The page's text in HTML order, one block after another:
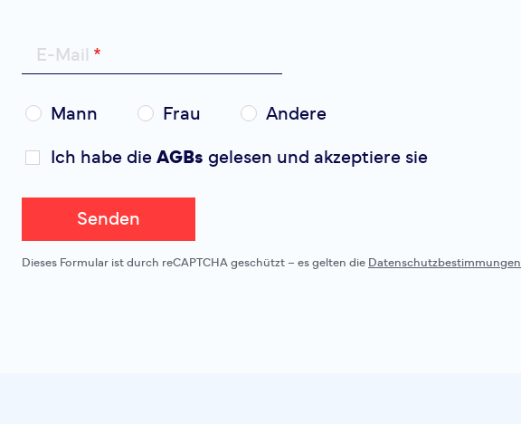
E-Mail
Mann Frau Andere
Ich habe die AGBs gelesen und akzeptiere sie
Senden
Dieses Formular ist durch reCAPTCHA geschützt – es gelten die Datenschutzbestimmungen